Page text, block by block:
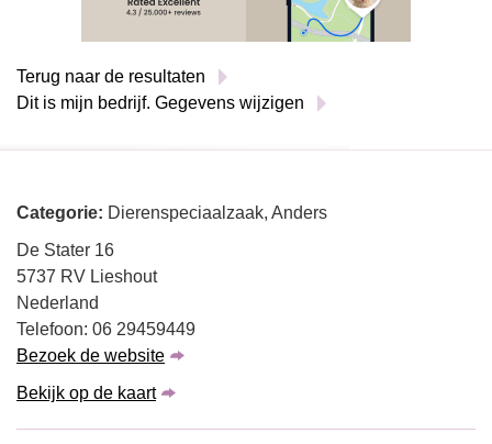
Terug naar de resultaten
Dit is mijn bedrijf. Gegevens wijzigen
Categorie: Dierenspeciaalzaak, Anders
De Stater 16
5737 RV Lieshout
Nederland
Telefoon: 06 29459449
Bezoek de website
Bekijk op de kaart